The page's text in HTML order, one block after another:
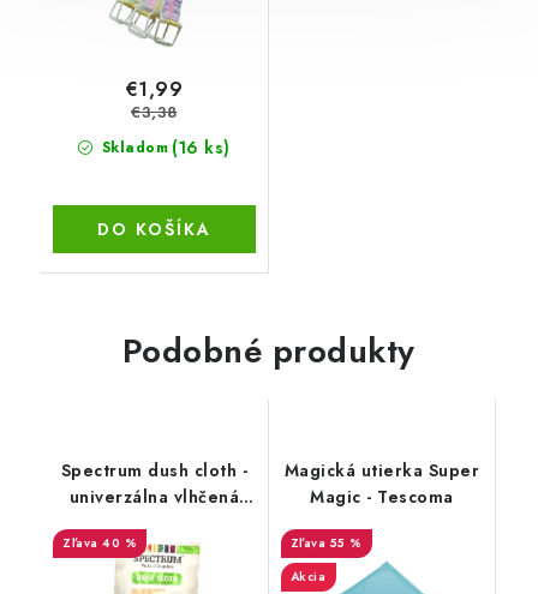
Skladom (16 ks)
€1,99
€3,38
DO KOŠÍKA
Podobné produkty
Spectrum dush cloth -
univerzálna vlhčená
utierka na prach
45x90cm 1ks
40 %
Magická utierka Super
Magic - Tescoma
55 %
Akcia